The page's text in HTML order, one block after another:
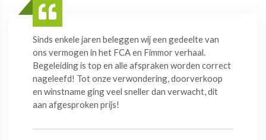
Sinds enkele jaren beleggen wij een gedeelte van
ons vermogen in het FCA en Fimmor verhaal.
Begeleiding is top en alle afspraken worden correct
nageleefd! Tot onze verwondering, doorverkoop
en winstname ging veel sneller dan verwacht, dit
aan afgesproken prijs!